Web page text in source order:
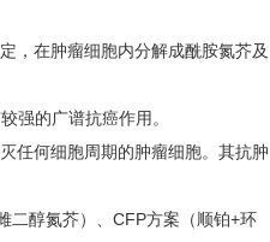
，在肿瘤细胞内分解成酰胺氮芥及
强的广谱抗癌作用。
任何细胞周期的肿瘤细胞。其抗肿
二醇氮芥）、CFP方案（顺铂+环